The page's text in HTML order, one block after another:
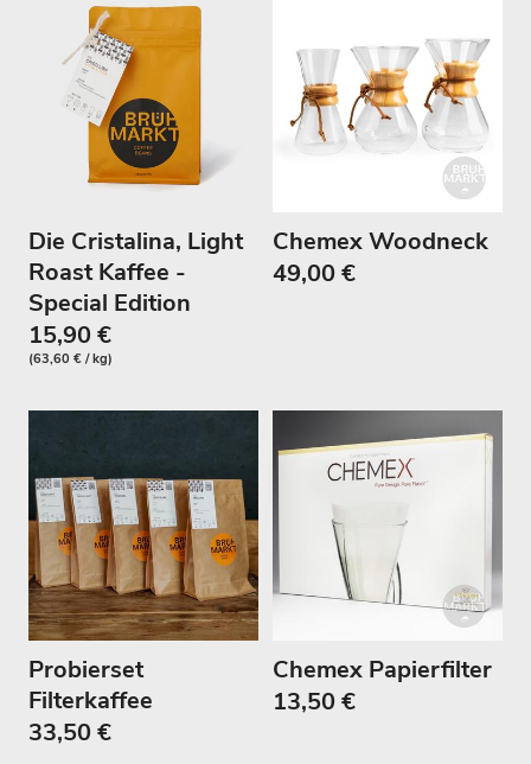
n
g
Die Cristalina, Light
Roast Kaffee -
Special Edition
15,90 €
(63,60 € / kg)
Chemex Woodneck
49,00 €
Probierset
Filterkaffee
33,50 €
Chemex Papierfilter
13,50 €